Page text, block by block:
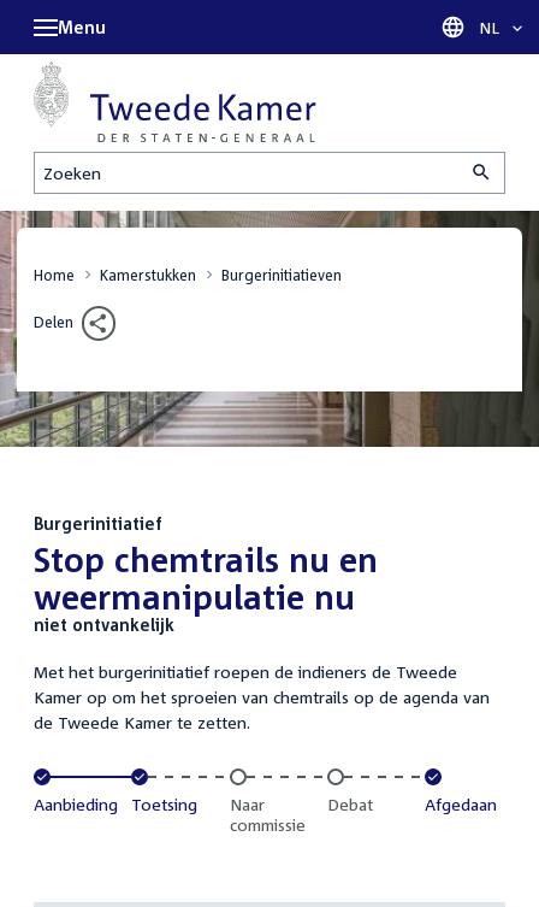
Zoeken
Menu Taal
NL
Home Kamerstukken Burgerinitiatieven
Delen
Burgerinitiatief
Stop chemtrails nu en
weermanipulatie nu
niet ontvankelijk
Met het burgerinitiatief roepen de indieners de Tweede
Kamer op om het sproeien van chemtrails op de agenda van
de Tweede Kamer te zetten.
Voltooid:
Aanbieding Voltooid:
Toetsing Onvoltooid:
Naar
commissie
Onvoltooid:
Debat Voltooid:
Afgedaan